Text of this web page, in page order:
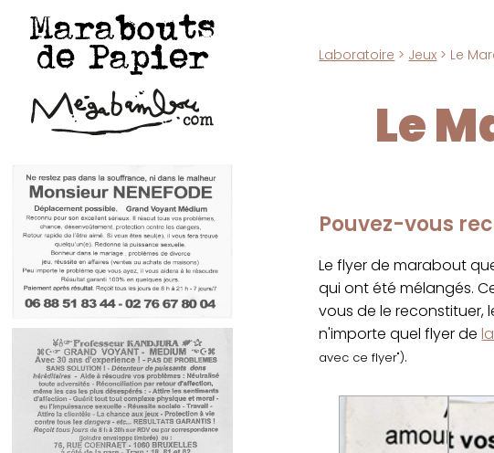
Marabouts
de Papier Laboratoire > Jeux > Le
Le
Pouvez-vous
Le flyer de marabout
qui ont été mélangés.
vous de le reconstituer,
n'importe quel flyer de
avec ce flyer").